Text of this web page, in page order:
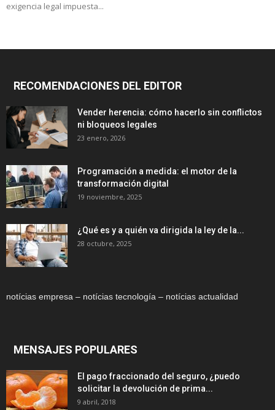
exigencia legal impuesta...
RECOMENDACIONES DEL EDITOR
Vender herencia: cómo hacerlo sin conflictos
ni bloqueos legales
23 enero, 2026
Programación a medida: el motor de la
transformación digital
19 noviembre, 2025
¿Qué es y a quién va dirigida la ley de la...
28 octubre, 2025
notícias empresa – notícias tecnología – notícias actualidad
MENSAJES POPULARES
El pago fraccionado del seguro, ¿puedo
solicitar la devolución de prima...
9 abril, 2018